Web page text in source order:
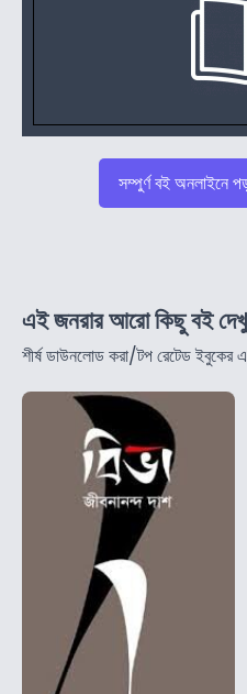
সম্পুর্ণ বই অনলাইনে
এই জনরার আরো কিছু বই
শীর্ষ ডাউনলোড করা/টপ রেটেড ইবুকের